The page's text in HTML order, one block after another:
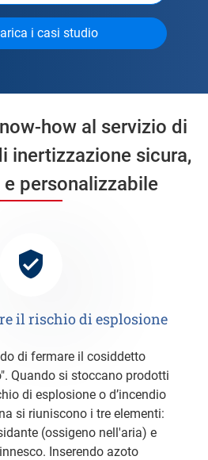
i casi studio
how al servizio di
inertizzazione sicura,
personalizzabile
il rischio di esplosione
Quando si stoccano prodotti
di esplosione o d’incendio
si riuniscono i tre elementi:
(ossigeno nell'aria) e
Inserendo azoto